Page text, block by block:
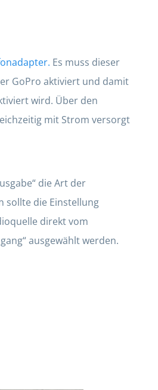
Es muss dieser
GoPro aktiviert und damit
wird. Über den
mit Strom versorgt
die Art der
sollte die Einstellung
direkt vom
ausgewählt werden.